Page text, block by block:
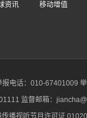
资讯 移动增值
报电话：010-67401009
监督邮箱：
传播视听节目许可证